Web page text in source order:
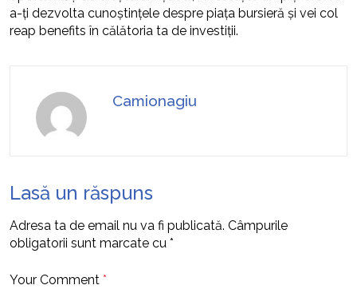
a-ți dezvolta cunoștințele despre piața bursieră și vei col
reap benefits în călătoria ta de investiții.
Camionagiu
Lasă un răspuns
Adresa ta de email nu va fi publicată. Câmpurile
obligatorii sunt marcate cu *
Your Comment *